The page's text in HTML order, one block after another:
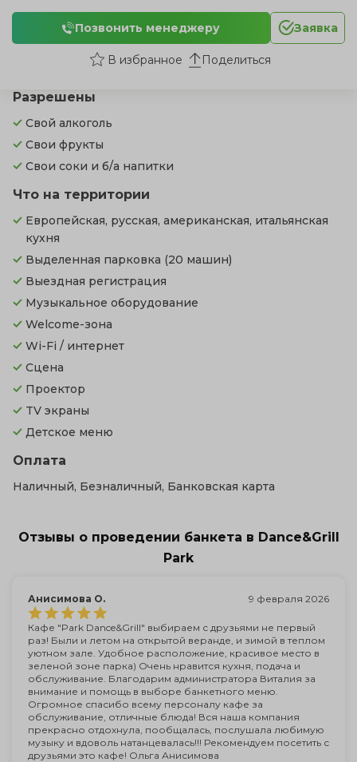
Разрешены
Свой алкоголь
Свои фрукты
Свои соки и б/а напитки
Что на территории
Европейская, русская, американская, итальянская
кухня
Выделенная парковка (20 машин)
Выездная регистрация
Музыкальное оборудование
Welcome-зона
Wi-Fi / интернет
Сцена
Проектор
TV экраны
Детское меню
Оплата
Наличный, Безналичный, Банковская карта
Отзывы о проведении банкета в Dance&Grill
Park
Анисимова О. 9 февраля 2026
Кафе "Park Dance&Grill" выбираем с друзьями не первый
раз! Были и летом на открытой веранде, и зимой в теплом
уютном зале. Удобное расположение, красивое место в
зеленой зоне парка) Очень нравится кухня, подача и
обслуживание. Благодарим администратора Виталия за
внимание и помощь в выборе банкетного меню.
Огромное спасибо всему персоналу кафе за
обслуживание, отличные блюда! Вся наша компания
прекрасно отдохнула, пообщалась, послушала любимую
музыку и вдоволь натанцевалась!!! Рекомендуем посетить с
друзьями это кафе! Ольга Анисимова
Позвонить менеджеру Заявка
Поделиться